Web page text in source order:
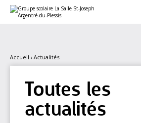
contenu.
personnels
Accueil › Actualités
Toutes les
actualités